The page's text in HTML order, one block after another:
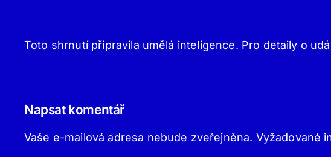
Toto shrnutí připravila umělá inteligence. Pro detaily o
Napsat komentář
Vaše e-mailová adresa nebude zveřejněna. Vyžadované